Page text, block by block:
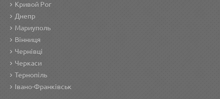
Кривой Рог
Днепр
Мариуполь
Вінниця
Чернівці
Черкаси
Тернопіль
Івано-Франківськ